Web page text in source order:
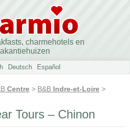
charmehotels en
Deutsch Español
Centre > B&B Indre-et-Loire >
Tours – Chinon